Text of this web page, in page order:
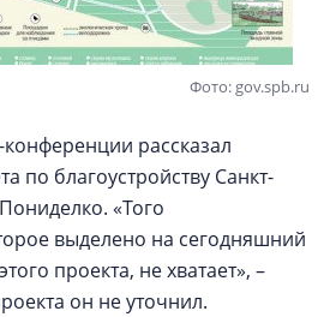
Фото: gov.spb.ru
рассказал
по благоустройству Санкт-
«Того
выделено на сегодняшний
проекта, не хватает», –
он не уточнил.